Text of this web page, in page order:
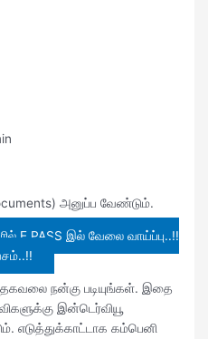
அனுப்ப வேண்டும்.
E PASS இல் வேலை வாய்ப்பு..!!
தகவலை நன்கு படியுங்கள். இதை
இன்டெர்வியூ
எடுத்துக்காட்டாக கம்பெனி